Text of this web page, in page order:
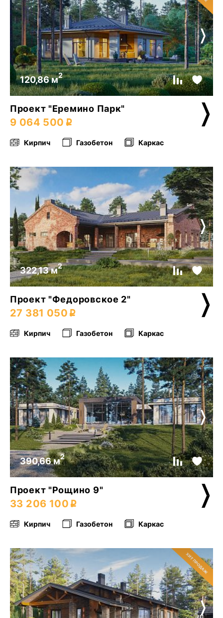
120,86 м2
Проект "Еремино Парк"
9 064 500
Кирпич Газобетон Каркас
322,13 м2
Проект "Федоровское 2"
27 381 050
Кирпич Газобетон Каркас
390,66 м2
Проект "Рощино 9"
33 206 100
Кирпич Газобетон Каркас